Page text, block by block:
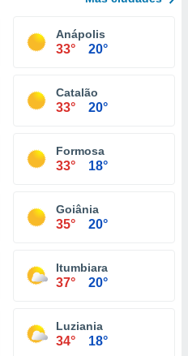
Anápolis
33° 20°
Catalão
33° 20°
Formosa
33° 18°
Goiânia
35° 20°
Itumbiara
37° 20°
Luziania
34° 18°